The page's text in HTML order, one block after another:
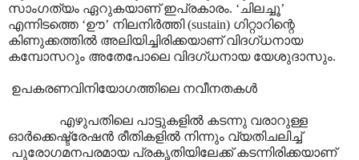
സാംഗത്യം ഏറുകയാണ് ഇപ്രകാരം. ‘ചിലച്ചൂ’
എന്നിടത്തെ ‘ഊ’ നിലനിർത്തി (sustain) ഗിറ്റാറിന്റെ
കിണുക്കത്തിൽ അലിയിച്ചിരിക്കയാണ് വിദഗ്ധനായ
കമ്പോസറും അതേപോലെ വിദഗ്ധനായ യേശുദാസും.
ഉപകരണവിനിയോഗത്തിലെ നവീനതകൾ
എഴുപതിലെ പാട്ടുകളിൽ കടന്നു വരാറുള്ള
ഓർക്കെഷ്ട്രേഷൻ രീതികളിൽ നിന്നും വ്യതിചലിച്ച്
പുരോഗമനപരമായ പ്രകൃതിയിലേക്ക് കടന്നിരിക്കയാണ്